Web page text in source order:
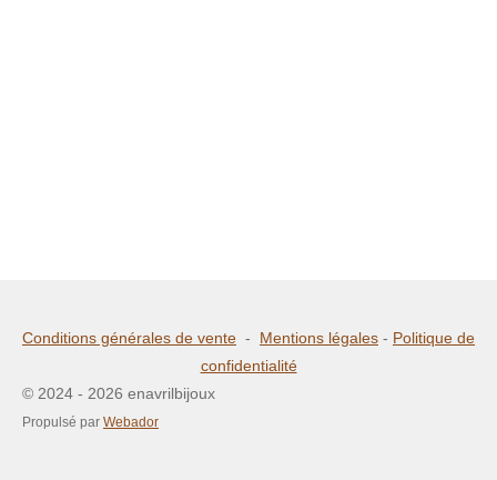
Conditions générales de vente - Mentions légales - Politique de
confidentialité
© 2024 - 2026 enavrilbijoux
Propulsé par Webador